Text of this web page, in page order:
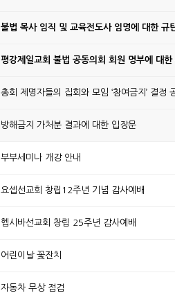
불법 목사 임직 및 교육전도사 임명에 대한 규
평강제일교회 불법 공동의회 회원 명부에 대한
총회 제명자들의 집회와 모임 ‘참여금지’ 결정
방해금지 가처분 결과에 대한 입장문
부부세미나 개강 안내
요셉선교회 창립12주년 기념 감사예배
헵시바선교회 창립 25주년 감사예배
어린이날 꽃잔치
자동차 무상 점검